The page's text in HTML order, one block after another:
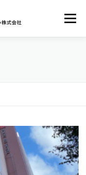
メニュー